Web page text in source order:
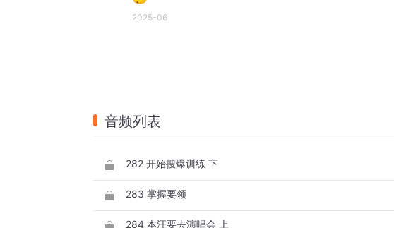
2025-06
音频列表
282 开始搜爆训练 下
283 掌握要领
284 本汪要去演唱会 上